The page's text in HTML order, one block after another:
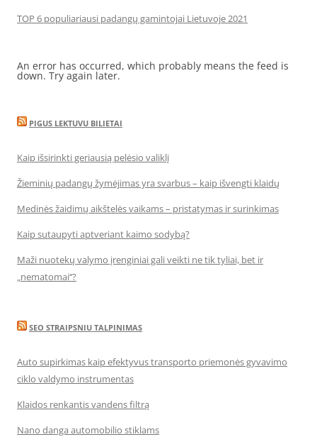
TOP 6 populiariausi padangų gamintojai Lietuvoje 2021
An error has occurred, which probably means the feed is
down. Try again later.
PIGUS LEKTUVU BILIETAI
Kaip išsirinkti geriausią pelėsio valiklį
Žieminių padangų žymėjimas yra svarbus – kaip išvengti klaidų
Medinės žaidimų aikštelės vaikams – pristatymas ir surinkimas
Kaip sutaupyti aptveriant kaimo sodybą?
Maži nuotekų valymo įrenginiai gali veikti ne tik tyliai, bet ir
„nematomai‘‘?
SEO STRAIPSNIU TALPINIMAS
Auto supirkimas kaip efektyvus transporto priemonės gyvavimo
ciklo valdymo instrumentas
Klaidos renkantis vandens filtrą
Nano danga automobilio stiklams